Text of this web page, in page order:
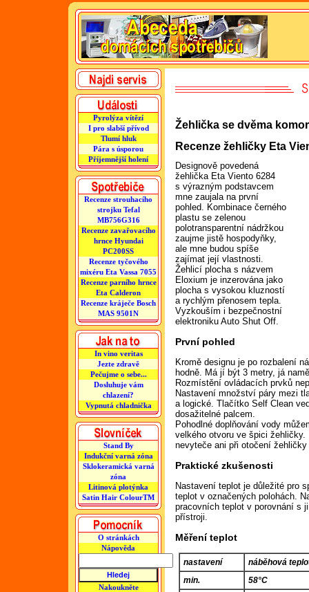
Pyrolýza vítězí
I pro slabší přívod
Tlumí hluk
Pára s úsporou
Příjemnější holení
Recenze strouhacího
strojku Tefal
MB756G316
Recenze zavařovacího
hrnce Hyundai
PC200SS
Recenze tyčového
mixéru Eta Vassa 7055
Recenze parního hrnce
Eta Calderon
Recenze kráječe Bosch
MAS 9501N
In vino veritas
Jezte zdravě
Pečujme o sebe...
Dosluhuje vám
chlazení?
Vypnutá chladnička
Stand By
Indukční varná zóna
Sklokeramická varná
zóna
Litinová plotýnka
Satin Hair ColourTM
O stránkách
Nápověda
Nakoukněte
Žehlička se dvěma
Recenze žehličky Eta
Designově povedená
žehlička Eta Viento 6284
s výrazným podstavcem
mne zaujala na první
pohled. Kombinace černého
plastu se zelenou
polotransparentní nádržkou
zaujme jistě hospodyňky,
ale mne budou spíše
zajímat její vlastnosti.
Žehlicí plocha s názvem
Eloxium je inzerována jako
plocha s vysokou kluzností
a rychlým přenosem tepla.
Vyzkouším i bezpečnostní
elektroniku Auto Shut Off.
První pohled
Kromě designu je po rozbalení
hodně. Má jí být 3 metry, já
Rozmístění ovládacích prvků
Nastavení množství páry mezi
a logické. Tlačítko Self Clean
dosažitelné palcem.
Pohodlné doplňování vody
velkého otvoru ve špici
nevyteče ani při otočení
Praktické zkušenosti
Nastavení teplot je důležité pro
teplot v označených polohách.
pracovních teplot v porovnání s
přístroji.
Měření teplot
nastavení
náběhová
min.
58°C